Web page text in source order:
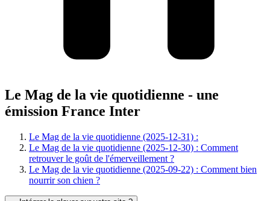
Le Mag de la vie quotidienne - une
émission France Inter
Le Mag de la vie quotidienne (2025-12-31) :
Le Mag de la vie quotidienne (2025-12-30) : Comment
retrouver le goût de l'émerveillement ?
Le Mag de la vie quotidienne (2025-09-22) : Comment bien
nourrir son chien ?